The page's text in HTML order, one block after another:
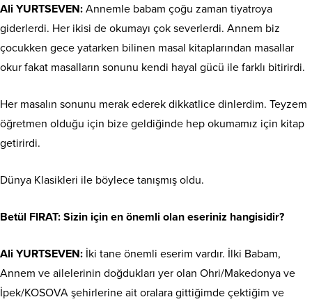
Ali YURTSEVEN: Annemle babam çoğu zaman tiyatroya
giderlerdi. Her ikisi de okumayı çok severlerdi. Annem biz
çocukken gece yatarken bilinen masal kitaplarından masallar
okur fakat masalların sonunu kendi hayal gücü ile farklı bitirirdi.
Her masalın sonunu merak ederek dikkatlice dinlerdim. Teyzem
öğretmen olduğu için bize geldiğinde hep okumamız için kitap
getirirdi.
Dünya Klasikleri ile böylece tanışmış oldu.
Betül FIRAT: Sizin için en önemli olan eseriniz hangisidir?
Ali YURTSEVEN: İki tane önemli eserim vardır. İlki Babam,
Annem ve ailelerinin doğdukları yer olan Ohri/Makedonya ve
İpek/KOSOVA şehirlerine ait oralara gittiğimde çektiğim ve